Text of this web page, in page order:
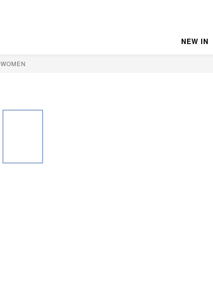
NEW IN
WOMEN